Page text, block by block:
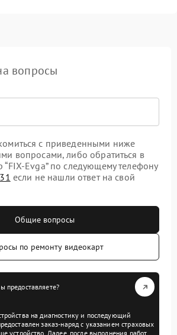
вопросы
с приведенными ниже
вопросами, либо обратиться в
“FIX-Evga” по следующему телефону
если не нашли ответ на свой
Общие вопросы
по ремонту видеокарт
предоставляете?
на диагностику и последующий
заказ-наряд с указанием страховых
устройство. Далее, после выполнения работ